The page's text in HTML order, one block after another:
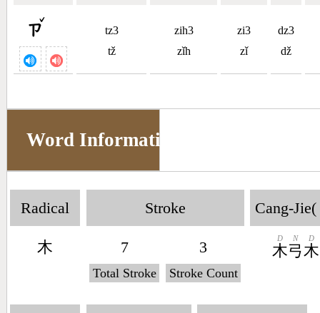
ㄗ
ˇ
tz3
tž
zih3
zǐh
zi3
zǐ
dz3
dž
Word Information
Radical
木
Stroke
7
Total Stroke
3
Stroke Count
Cang-Jie(
木
D
弓
N
木
D